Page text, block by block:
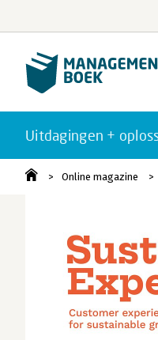
Uitdagingen +
Online magazine